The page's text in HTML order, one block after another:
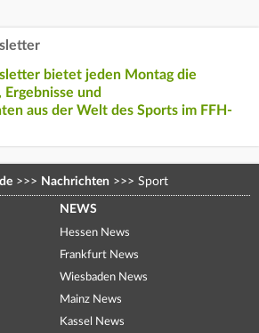
bietet jeden Montag die
und
aus der Welt des Sports im FFH-
>>> Nachrichten >>> Sport
NEWS
Hessen News
Frankfurt News
Wiesbaden News
Mainz News
Kassel News